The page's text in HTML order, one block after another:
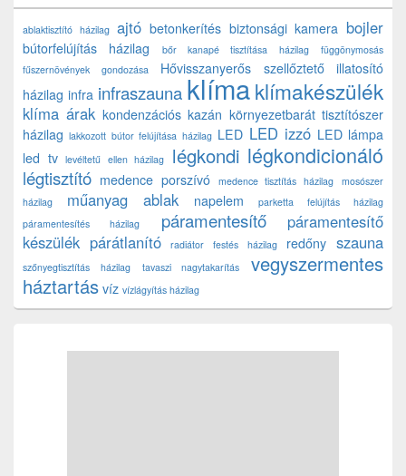
ablaktisztító házilag ajtó betonkerítés biztonsági kamera bojler
bútorfelújítás házilag bőr kanapé tisztítása házilag
függönymosás
fűszernövények gondozása
Hővisszanyerős szellőztető
illatosító
házilag infra infraszauna klímaklímakészülék
klíma árak kondenzációs kazán környezetbarát tisztítószer
házilag lakkozott bútor felújítása házilag LED LED izzó LED lámpa
led tv levéltetű ellen házilag légkondi légkondicionáló
légtisztító medence porszívó medence tisztítás házilag
mosószer
házilag
műanyag ablak napelem
parketta felújítás házilag
páramentesítés házilag
páramentesítő
páramentesítő
készülék párátlanító radiátor festés házilag redőny szauna
szőnyegtisztítás házilag tavaszi nagytakarítás
vegyszermentes
háztartás víz vízlágyítás házilag